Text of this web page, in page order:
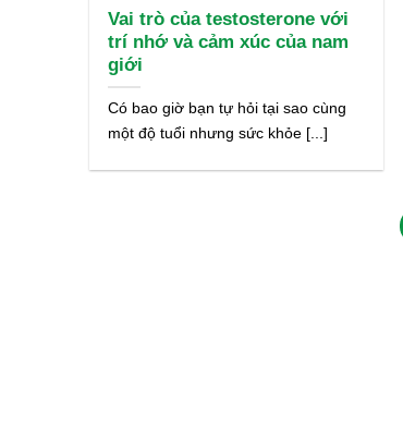
Vai trò của testosterone với
trí nhớ và cảm xúc của nam
giới
Có bao giờ bạn tự hỏi tại sao cùng
một độ tuổi nhưng sức khỏe [...]